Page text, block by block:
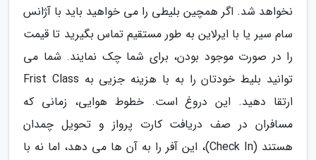
نخواهد شد. اگر همچین بلیطی را می خواهید باید با آژانس
سام سیر یا با ایرلاین به طور مستقیم تماس بگیرید تا قیمت
را در صورت موجود بودن، برای شما چک نمایند. شما می
توانید بلیط خودتان را به با هزینه جزیی به Frist Class
ارتقا دهید. این دروغ است. خطوط هوایی، زمانی که
مسافران در صف دریافت کارت پرواز و تحویل چمدان
هستند (Check In)، این آفر را به آن ها می دهد، اما نه با